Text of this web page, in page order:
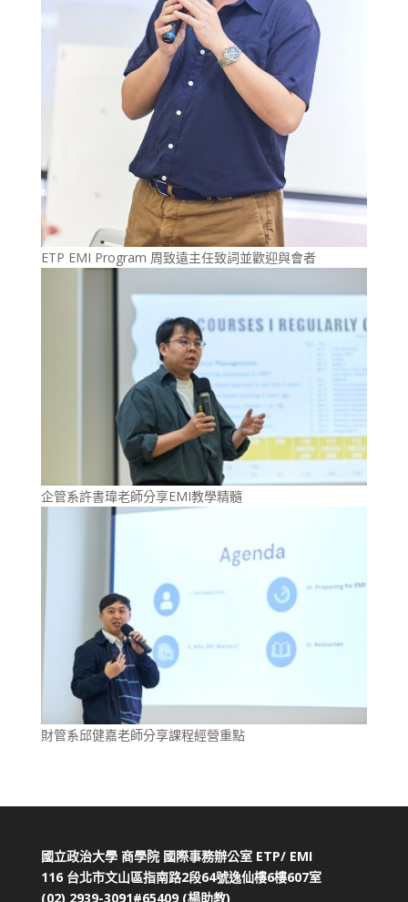
ETP EMI Program 周致遠主任致詞並歡迎與會者
企管系許書瑋老師分享EMI教學精髓
財管系邱健嘉老師分享課程經營重點
國立政治大學 商學院 國際事務辦公室 ETP/ EMI
116 台北市文山區指南路2段64號逸仙樓6樓607室
(02) 2939-3091#65409 (楊助教)